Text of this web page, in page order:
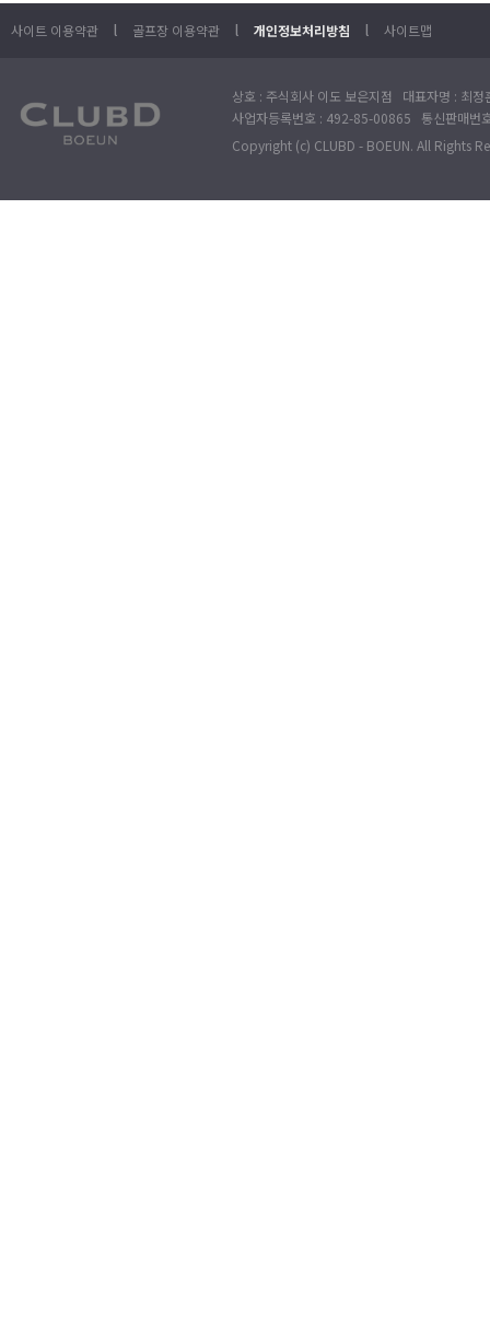
사이트 이용약관 l 골프장 이용약관 l 개인정보처리방침 l 사이트맵
상호 : 주식회사 이도 보은지점 대표자명 : 최
사업자등록번호 : 492-85-00865 통신판매
Copyright (c) CLUBD - BOEUN. All Rights